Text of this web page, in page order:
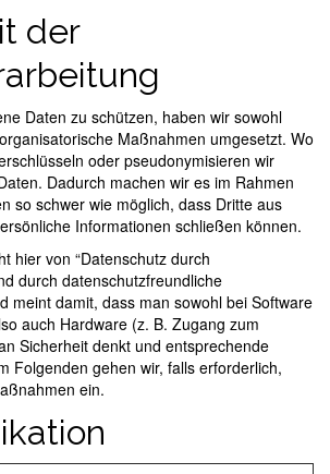
der
Daten zu schützen, haben wir sowohl
Maßnahmen umgesetzt. Wo
oder pseudonymisieren wir
Dadurch machen wir es im Rahmen
so schwer wie möglich, dass Dritte aus
Informationen schließen können.
hier von “Datenschutz durch
durch datenschutzfreundliche
meint damit, dass man sowohl bei Software
auch Hardware (z. B. Zugang zum
Sicherheit denkt und entsprechende
Folgenden gehen wir, falls erforderlich,
ein.